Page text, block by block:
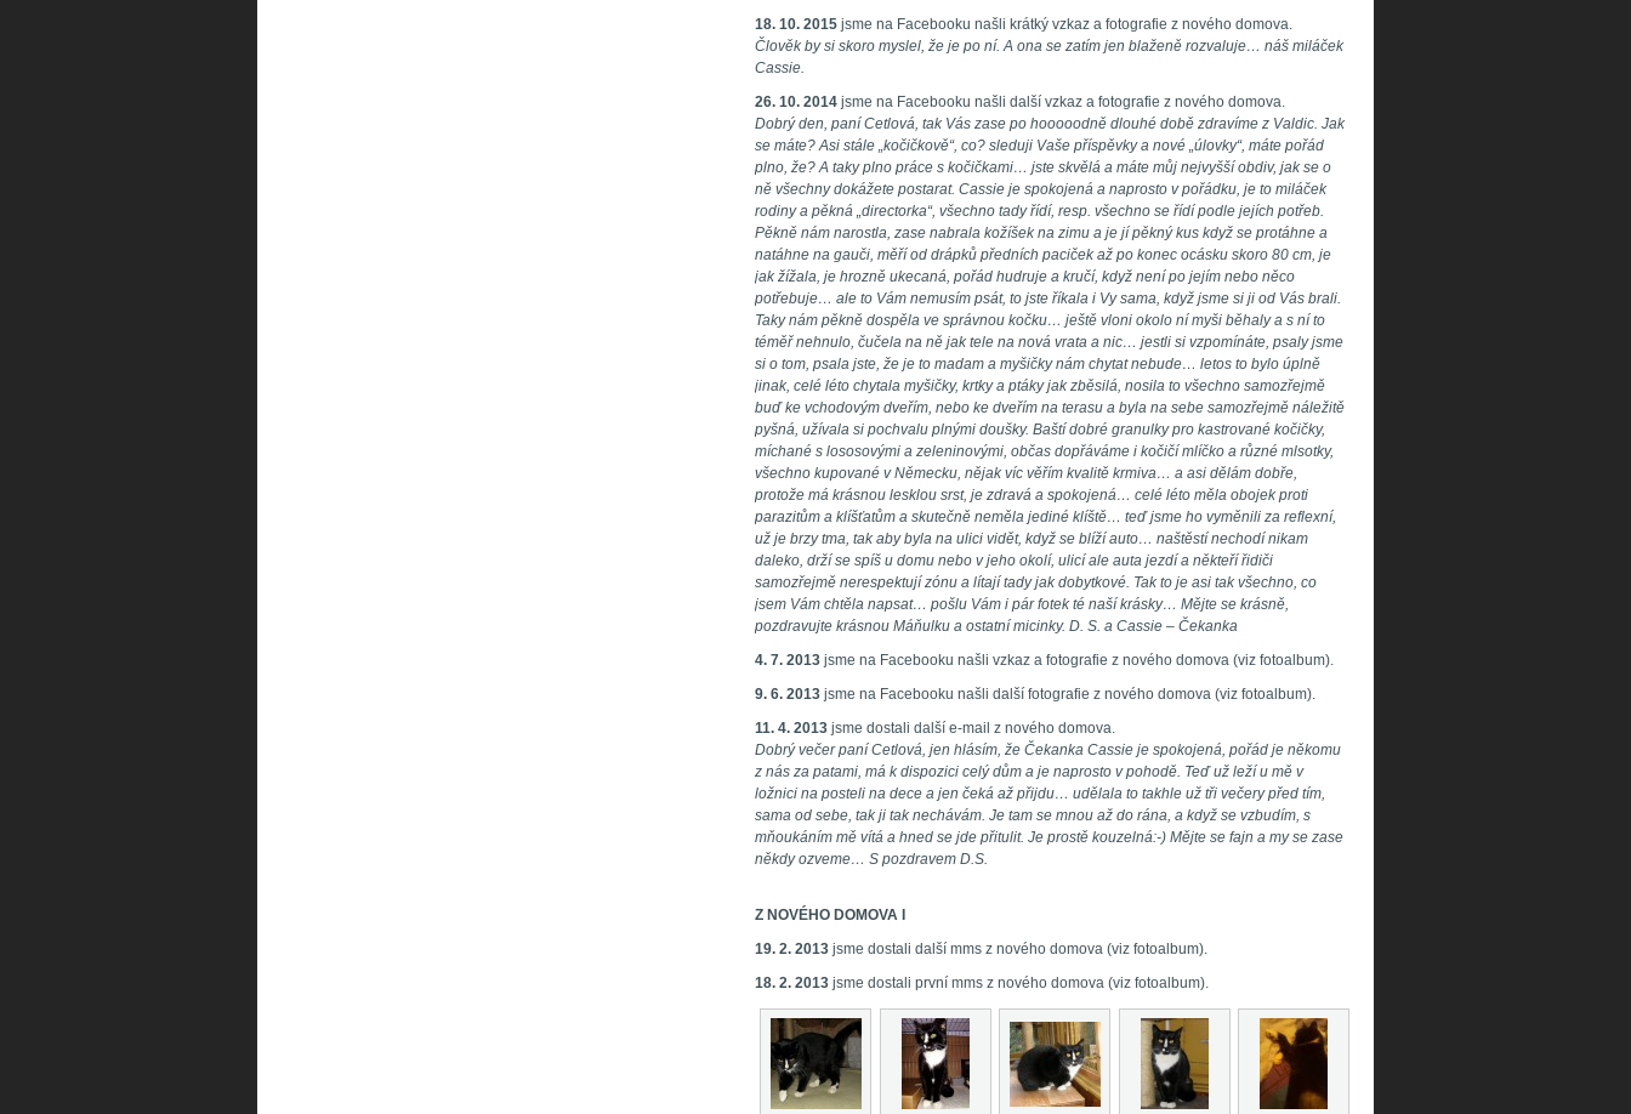
18. 10. 2015 jsme na Facebooku našli krátký vzkaz a fotografie z nového domova.
Člověk by si skoro myslel, že je po ní. A ona se zatím jen blaženě rozvaluje… náš miláček
Cassie.
26. 10. 2014 jsme na Facebooku našli další vzkaz a fotografie z nového domova.
Dobrý den, paní Cetlová, tak Vás zase po hooooodně dlouhé době zdravíme z Valdic. Jak
se máte? Asi stále „kočičkově“, co? sleduji Vaše příspěvky a nové „úlovky“, máte pořád
plno, že? A taky plno práce s kočičkami… jste skvělá a máte můj nejvyšší obdiv, jak se o
ně všechny dokážete postarat. Cassie je spokojená a naprosto v pořádku, je to miláček
rodiny a pěkná „directorka“, všechno tady řídí, resp. všechno se řídí podle jejích potřeb.
Pěkně nám narostla, zase nabrala kožíšek na zimu a je jí pěkný kus když se protáhne a
natáhne na gauči, měří od drápků předních paciček až po konec ocásku skoro 80 cm, je
jak žížala, je hrozně ukecaná, pořád hudruje a kručí, když není po jejím nebo něco
potřebuje… ale to Vám nemusím psát, to jste říkala i Vy sama, když jsme si ji od Vás brali.
Taky nám pěkně dospěla ve správnou kočku… ještě vloni okolo ní myši běhaly a s ní to
téměř nehnulo, čučela na ně jak tele na nová vrata a nic… jestli si vzpomínáte, psaly jsme
si o tom, psala jste, že je to madam a myšičky nám chytat nebude… letos to bylo úplně
jinak, celé léto chytala myšičky, krtky a ptáky jak zběsilá, nosila to všechno samozřejmě
buď ke vchodovým dveřím, nebo ke dveřím na terasu a byla na sebe samozřejmě náležitě
pyšná, užívala si pochvalu plnými doušky. Baští dobré granulky pro kastrované kočičky,
míchané s lososovými a zeleninovými, občas dopřáváme i kočičí mlíčko a různé mlsotky,
všechno kupované v Německu, nějak víc věřím kvalitě krmiva… a asi dělám dobře,
protože má krásnou lesklou srst, je zdravá a spokojená… celé léto měla obojek proti
parazitům a klíšťatům a skutečně neměla jediné klíště… teď jsme ho vyměnili za reflexní,
už je brzy tma, tak aby byla na ulici vidět, když se blíží auto… naštěstí nechodí nikam
daleko, drží se spíš u domu nebo v jeho okolí, ulicí ale auta jezdí a někteří řidiči
samozřejmě nerespektují zónu a lítají tady jak dobytkové. Tak to je asi tak všechno, co
jsem Vám chtěla napsat… pošlu Vám i pár fotek té naší krásky… Mějte se krásně,
pozdravujte krásnou Máňulku a ostatní micinky. D. S. a Cassie – Čekanka
4. 7. 2013 jsme na Facebooku našli vzkaz a fotografie z nového domova (viz fotoalbum).
9. 6. 2013 jsme na Facebooku našli další fotografie z nového domova (viz fotoalbum).
11. 4. 2013 jsme dostali další e-mail z nového domova.
Dobrý večer paní Cetlová, jen hlásím, že Čekanka Cassie je spokojená, pořád je někomu
z nás za patami, má k dispozici celý dům a je naprosto v pohodě. Teď už leží u mě v
ložnici na posteli na dece a jen čeká až přijdu… udělala to takhle už tři večery před tím,
sama od sebe, tak ji tak nechávám. Je tam se mnou až do rána, a když se vzbudím, s
mňoukáním mě vítá a hned se jde přitulit. Je prostě kouzelná:-) Mějte se fajn a my se zase
někdy ozveme… S pozdravem D.S.
Z NOVÉHO DOMOVA I
19. 2. 2013 jsme dostali další mms z nového domova (viz fotoalbum).
​18. 2. 2013 jsme dostali první mms z nového domova (viz fotoalbum).